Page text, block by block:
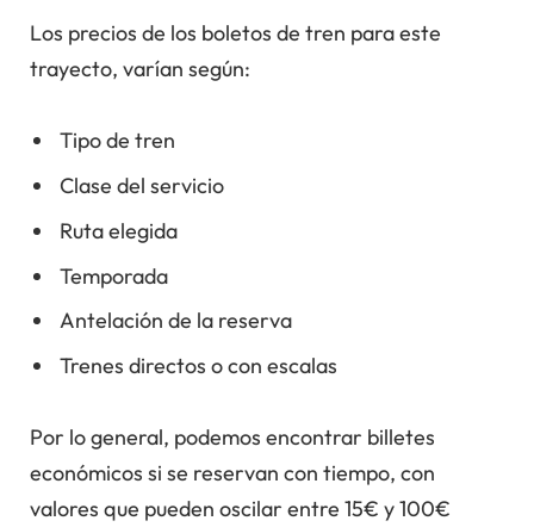
Los precios de los boletos de tren para este
trayecto, varían según:
Tipo de tren
Clase del servicio
Ruta elegida
Temporada
Antelación de la reserva
Trenes directos o con escalas
Por lo general, podemos encontrar billetes
económicos si se reservan con tiempo, con
valores que pueden oscilar entre 15€ y 100€